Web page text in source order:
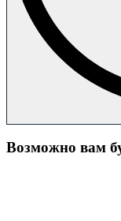
Возможно вам